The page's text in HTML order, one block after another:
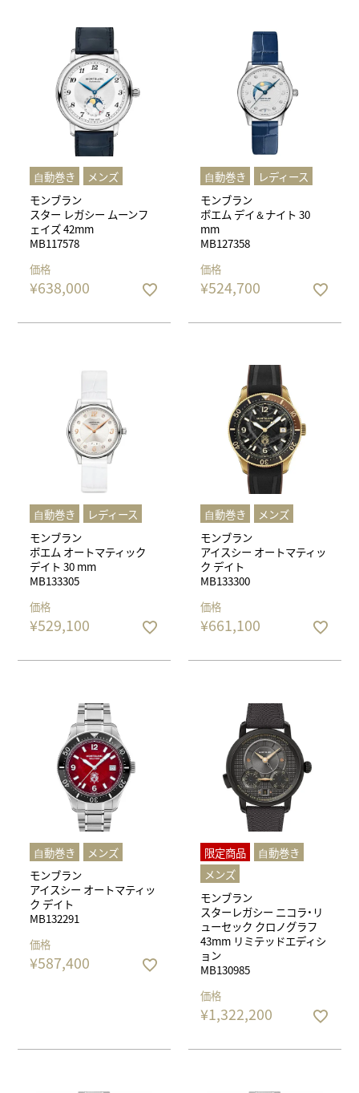
⾃動巻き
メンズ
モンブラン
スター レガシー ムーンフ
ェイズ 42mm
MB117578
価格
¥638,000
⾃動巻き
レディース
モンブラン
ボエム デイ＆ナイト 30
mm
MB127358
価格
¥524,700
⾃動巻き
レディース
モンブラン
ボエム オートマティック
デイト 30 mm
MB133305
価格
¥529,100
⾃動巻き
メンズ
モンブラン
アイスシー オートマティッ
ク デイト
MB133300
価格
¥661,100
⾃動巻き
メンズ
モンブラン
アイスシー オートマティッ
ク デイト
MB132291
価格
¥587,400
限定商品
⾃動巻き
メンズ
モンブラン
スターレガシー ニコラ・リ
ューセック クロノグラフ
43mm リミテッドエディシ
ョン
MB130985
価格
¥1,322,200